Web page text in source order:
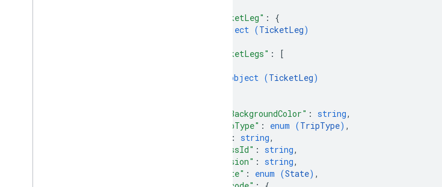
"ticketLeg" : {
object (TicketLeg)
"ticketLegs" :
[
object (TicketLeg)
"hexBackgroundColor" : string,
"tripType" : enum (TripType) ,
: string,
"classId" : string,
"version" : string,
"state" : enum (State) ,